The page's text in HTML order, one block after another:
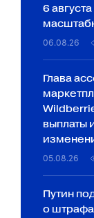
6
06.08.26
Глава
выплаты
05.08.26
Путин
о